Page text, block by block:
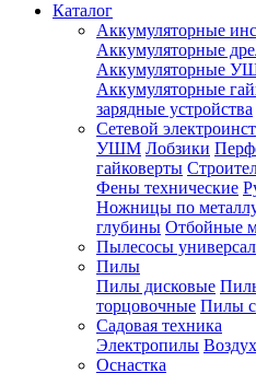
Каталог
Аккумуляторные
Аккумуляторные
Аккумуляторные
Аккумуляторные
зарядные устройства
Сетевой
УШМ Лобзики
гайковерты
Фены технические
Ножницы по
глубины Отбойные
Пылесосы
Пилы
Пилы дисковые
торцовочные Пилы
Садовая техника
Электропилы
Оснастка